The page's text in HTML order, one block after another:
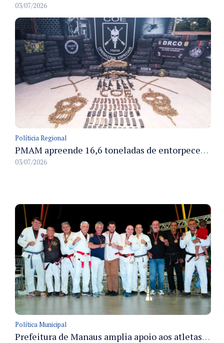
03/07/2026
Políticia Regional
PMAM apreende 16,6 toneladas de entorpecentes e registra aumento nas prisões em flagrante e nas capturas de foragidos no primeiro semestre de 2026
03/07/2026
Política Municipal
Prefeitura de Manaus amplia apoio aos atletas de 100 para 150 beneficiados a partir do próximo ano